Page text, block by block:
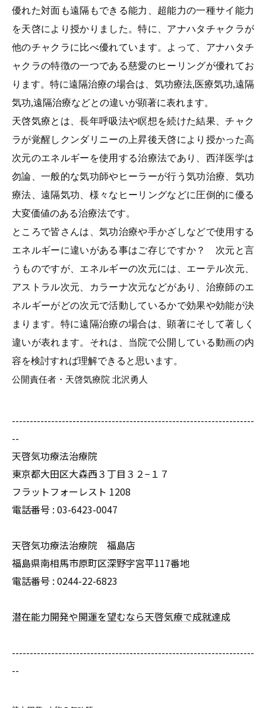
優れた対面も遠隔もできる能力、超能力の一種サイ能力
を天啓により授かりました。特に、アナハタチャクラが
他のチャクラに比べ優れています。よって、アナハタチ
ャクラの特徴の一つである慈愛のヒーリングが優れてお
ります。特に遠隔治療の場合は、気功療法,医療気功,遠隔
気功,遠隔治療などとの違いが顕著に表れます。
天啓気療とは、長年呼吸法や瞑想を続けた結果、チャク
ラが覚醒しクンダリニーの上昇後天啓により授かった高
次元のエネルギーを使用する治療法であり、西洋医学は
勿論、一般的な気功師やヒーラーが行う気功治療、気功
療法、遠隔気功、様々なヒーリングなどに圧倒的に優る
大変価値のある治療法です。
ところで皆さんは、気功治療や手かざしなどで使用する
エネルギーに違いがある事はご存じですか？ 次元と言
うものですが、エネルギーの次元には、エーテル次元、
アストラル次元、カラーナ次元などがあり、治療師のエ
ネルギーがどの次元で活動しているかで効果や効能が決
まります。特に遠隔治療の場合は、顕著にそして著しく
違いが表れます。それは、当院で公開している動画の内
容を検討すれば理解できると思います。
公開責任者・天啓気療院 北沢勇人
--------------------------------------------------------------------
--
天啓気功療法治療院
東京都大田区大森西３丁目３２−１７
フラットフォーレスト 1208
電話番号 : 03-6423-0047
天啓気功療法治療院 福島店
福島県南相馬市原町区深野字宮平117番地
電話番号 : 0244-22-6823
潜在能力開発や開運を望むなら天啓気療で成就達成
--------------------------------------------------------------------
--